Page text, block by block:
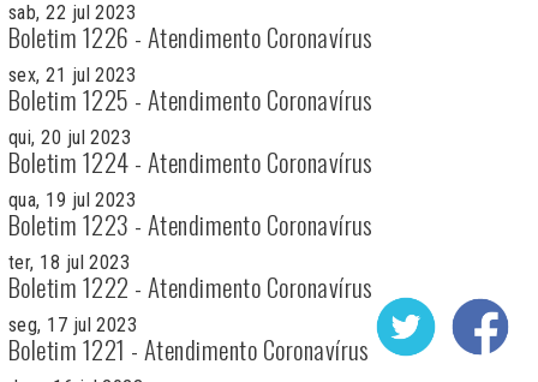
sab, 22 jul 2023
Boletim 1226 - Atendimento Coronavírus
sex, 21 jul 2023
Boletim 1225 - Atendimento Coronavírus
qui, 20 jul 2023
Boletim 1224 - Atendimento Coronavírus
qua, 19 jul 2023
Boletim 1223 - Atendimento Coronavírus
ter, 18 jul 2023
Boletim 1222 - Atendimento Coronavírus
seg, 17 jul 2023
Boletim 1221 - Atendimento Coronavírus